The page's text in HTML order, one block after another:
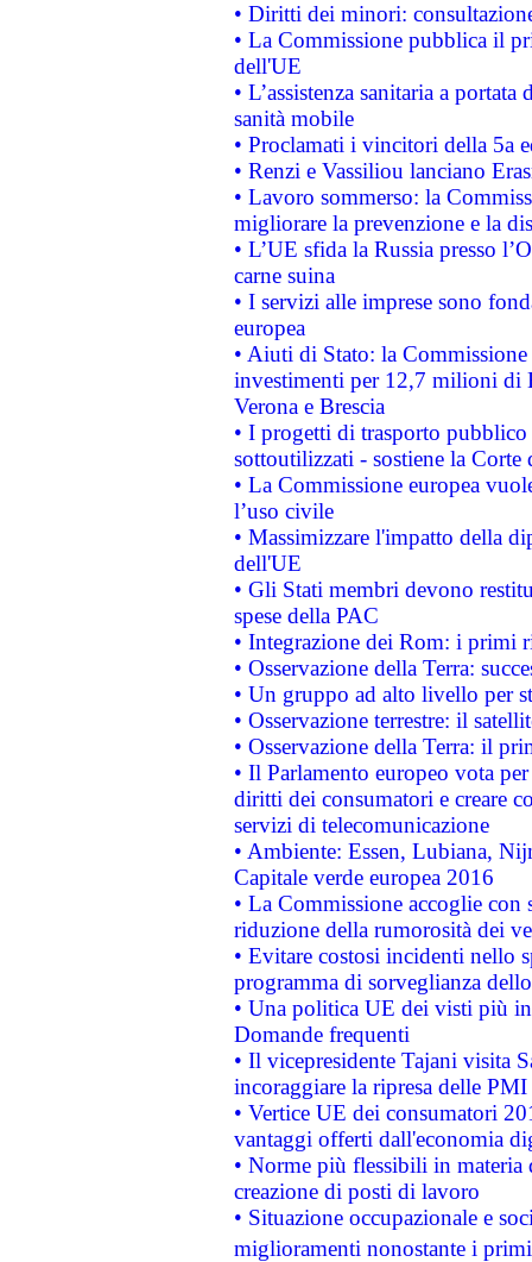
• Diritti dei minori:
• La Commissione pubblica il
dell'UE
• L’assistenza sanitaria a
sanità mobile
• Proclamati i vincitori della 5a
• Renzi e Vassiliou lanciano
• Lavoro sommerso: la
migliorare la prevenzione e la
• L’UE sfida la Russia presso
carne suina
• I servizi alle imprese sono
europea
• Aiuti di Stato: la
investimenti per 12,7 milioni di
Verona e Brescia
• I progetti di trasporto
sottoutilizzati - sostiene la Corte
• La Commissione europea
l’uso civile
• Massimizzare l'impatto della
dell'UE
• Gli Stati membri devono
spese della PAC
• Integrazione dei Rom: i primi
• Osservazione della Terra:
• Un gruppo ad alto livello per
• Osservazione terrestre: il
• Osservazione della Terra: il
• Il Parlamento europeo vota
diritti dei consumatori e creare
servizi di telecomunicazione
• Ambiente: Essen, Lubiana,
Capitale verde europea 2016
• La Commissione accoglie
riduzione della rumorosità dei
• Evitare costosi incidenti nello
programma di sorveglianza
• Una politica UE dei visti più
Domande frequenti
• Il vicepresidente Tajani visita
incoraggiare la ripresa delle
• Vertice UE dei consumatori
vantaggi offerti dall'economia
• Norme più flessibili in materia
creazione di posti di lavoro
• Situazione occupazionale e
miglioramenti nonostante i